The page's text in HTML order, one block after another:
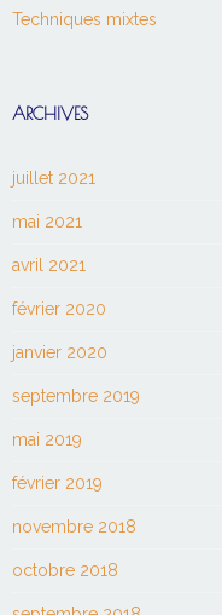
Techniques mixtes
ARCHIVES
juillet 2021
mai 2021
avril 2021
février 2020
janvier 2020
septembre 2019
mai 2019
février 2019
novembre 2018
octobre 2018